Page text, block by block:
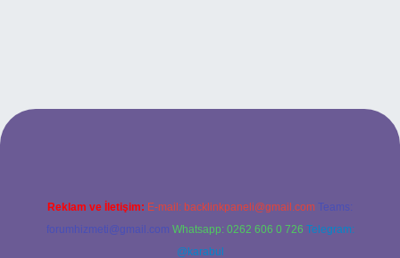
giriş
Reklam ve İletişim: E-mail: backlinkpaneli@gmail.com Teams:
forumhizmeti@gmail.com Whatsapp: 0262 606 0 726 Telegram:
@karabul